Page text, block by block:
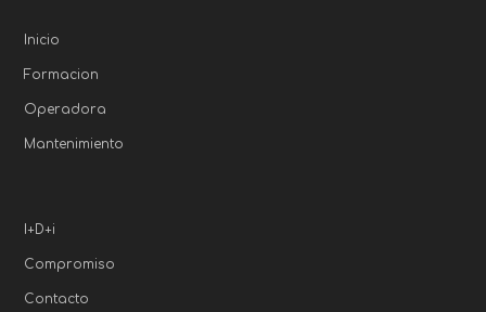
Inicio
Formacion
Operadora
Mantenimiento
I+D+i
Compromiso
Contacto